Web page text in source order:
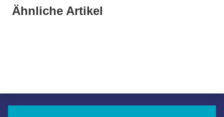
Ähnliche Artikel
KI hilft beim perfekten Fahrzeuginserat
15. Januar 2026